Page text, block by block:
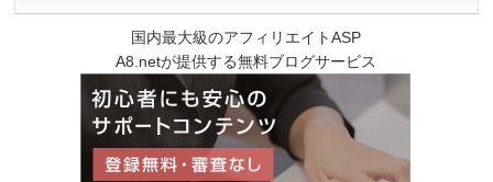
国内最大級のアフィリエイトASP
A8.netが提供する無料ブログサービス